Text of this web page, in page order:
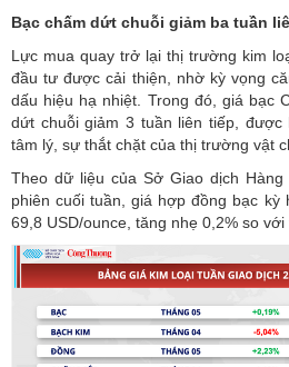
Bạc chấm dứt chuỗi giảm ba tuần
Lực mua quay trở lại thị trường kim
đầu tư được cải thiện, nhờ kỳ vọng
dấu hiệu hạ nhiệt. Trong đó, giá bạc
dứt chuỗi giảm 3 tuần liên tiếp,
tâm lý, sự thắt chặt của thị trường vật
Theo dữ liệu của Sở Giao dịch
phiên cuối tuần, giá hợp đồng bạc
69,8 USD/ounce, tăng nhẹ 0,2% so